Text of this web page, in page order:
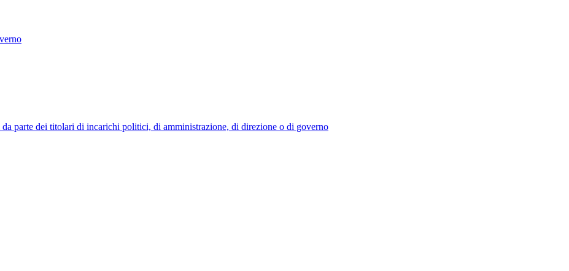
parte dei titolari di incarichi politici, di amministrazione, di direzione o di governo